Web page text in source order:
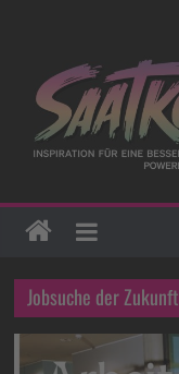
Jobsuche der Zukunft